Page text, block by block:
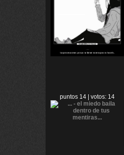
puntos 14 | votos: 14